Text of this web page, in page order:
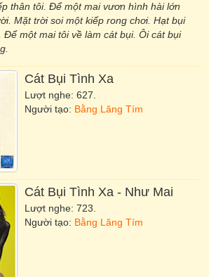
thân tôi. Để một mai vươn hình hài lớn
Mặt trời soi một kiếp rong chơi. Hạt bụi
Để một mai tôi về làm cát bụi. Ôi cát bụi
Cát Bụi Tình Xa
Lượt nghe: 627.
Người tạo: Bằng Lăng Tím
Cát Bụi Tình Xa - Như Mai
Lượt nghe: 723.
Người tạo: Bằng Lăng Tím